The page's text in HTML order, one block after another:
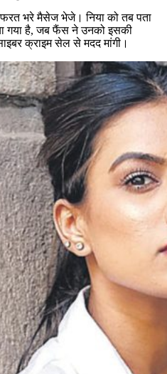
भरे मैसेज भेजे। निया को तब पता
गया है, जब फैंस ने उनको इसकी
क्राइम सेल से मदद मांगी।